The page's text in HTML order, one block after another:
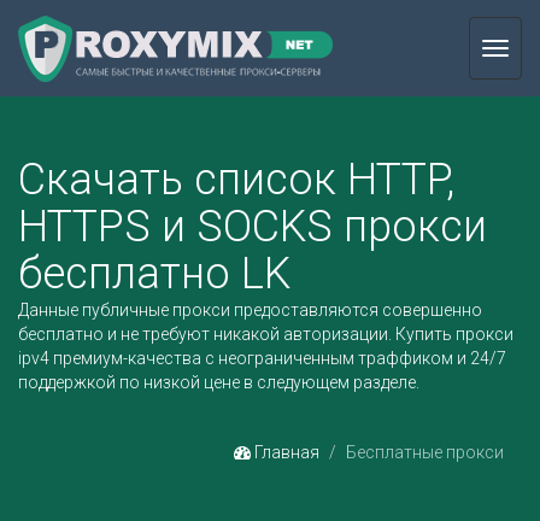
Скачать список HTTP,
HTTPS и SOCKS прокси
бесплатно LK
Данные публичные прокси предоставляются совершенно
бесплатно и не требуют никакой авторизации. Купить прокси
ipv4 премиум-качества с неограниченным траффиком и 24/7
поддержкой по низкой цене в следующем разделе.
Главная Бесплатные прокси